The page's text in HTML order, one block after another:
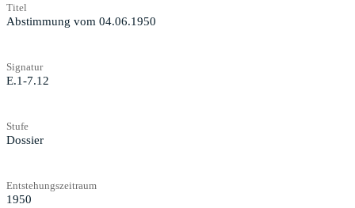
Titel
Abstimmung vom 04.06.1950
Signatur
E.1-7.12
Stufe
Dossier
Entstehungszeitraum
1950